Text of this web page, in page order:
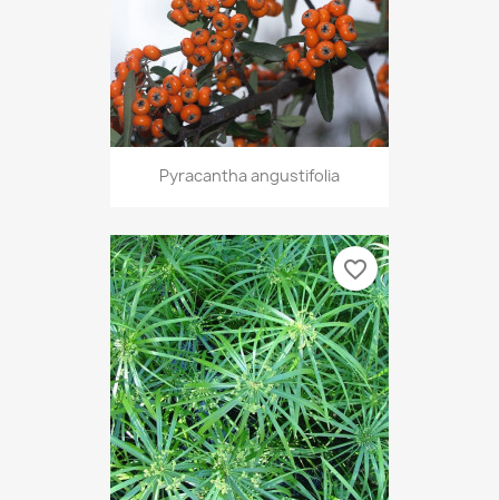
Pyracantha angustifolia
favorite_border